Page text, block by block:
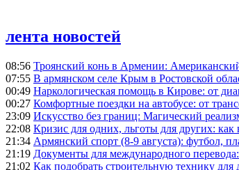
лента новостей
08:56 Троянский конь в Армении:
07:55 В армянском селе Крым в Ростовской
00:49 Наркологическая помощь в Кирове: от
00:27 Комфортные поездки на автобусе: от
23:09 Искусство без границ: Магический
22:08 Кризис для одних, льготы для других:
21:34 Армянский спорт (8-9 августа): футбол,
21:19 Документы для международного
21:02 Как подобрать строительную технику для